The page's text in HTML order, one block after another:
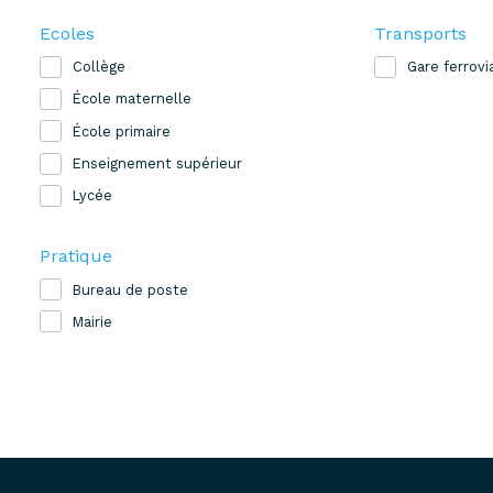
Ecoles
Collège
École maternelle
École primaire
Enseignement supérieur
Lycée
Transports
Gare
Pratique
Bureau de poste
Mairie